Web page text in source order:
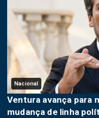
Nacional
Ventura avança para
mudança de linha